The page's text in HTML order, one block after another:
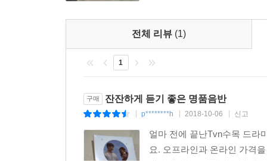
전체 리뷰 (1)
1
구매 잔잔하게 듣기 좋은 명품음반
p********h 2018-10-06 신고
얼마 전에 끝난Tvn수목 드라
요. 오프라인과 온라인 가격